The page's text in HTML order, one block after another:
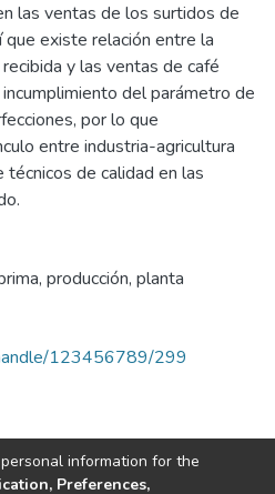
las ventas de los surtidos de
existe relación entre la
y las ventas de café
del parámetro de
por lo que
entre industria-agricultura
técnicos de calidad en las
, producción, planta
123456789/299
information for the
Preferences,